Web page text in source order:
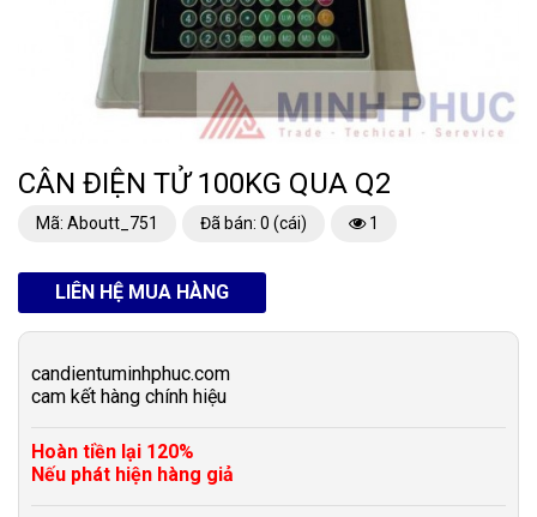
CÂN ĐIỆN TỬ 100KG QUA Q2
Mã: Aboutt_751 Đã bán: 0 (cái) 1
LIÊN HỆ MUA HÀNG
candientuminhphuc.com
cam kết hàng chính hiệu
Hoàn tiền lại 120%
Nếu phát hiện hàng giả